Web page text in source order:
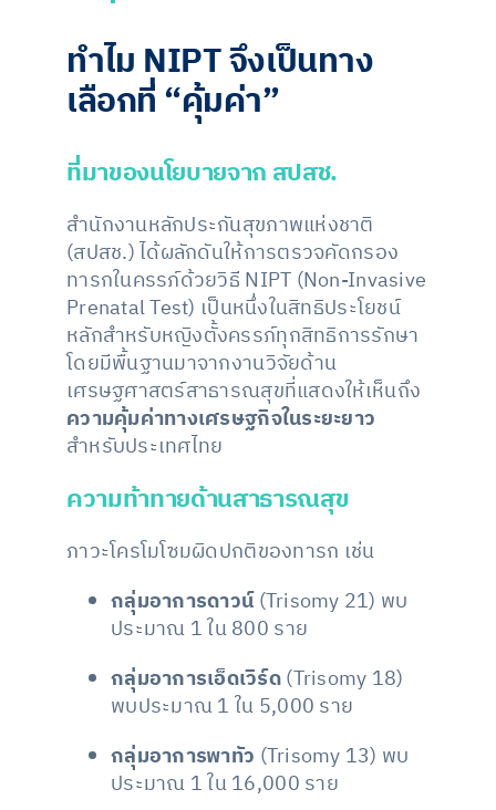
ทำไม NIPT จึงเป็นทาง
เลือกที่ “คุ้มค่า”
ที่มาของนโยบายจาก สปสช.
สำนักงานหลักประกันสุขภาพแห่งชาติ
(สปสช.) ได้ผลักดันให้การตรวจคัดกรอง
ทารกในครรภ์ด้วยวิธี NIPT (Non-Invasive
Prenatal Test) เป็นหนึ่งในสิทธิประโยชน์
หลักสำหรับหญิงตั้งครรภ์ทุกสิทธิการรักษา
โดยมีพื้นฐานมาจากงานวิจัยด้าน
เศรษฐศาสตร์สาธารณสุขที่แสดงให้เห็นถึง
ความคุ้มค่าทางเศรษฐกิจในระยะยาว
สำหรับประเทศไทย
ความท้าทายด้านสาธารณสุข
ภาวะโครโมโซมผิดปกติของทารก เช่น
กลุ่มอาการดาวน์(Trisomy 21) พบ
ประมาณ 1 ใน 800 ราย
กลุ่มอาการเอ็ดเวิร์ด(Trisomy 18)
พบประมาณ 1 ใน 5,000 ราย
กลุ่มอาการพาทัว (Trisomy 13) พบ
ประมาณ 1 ใน 16,000 ราย